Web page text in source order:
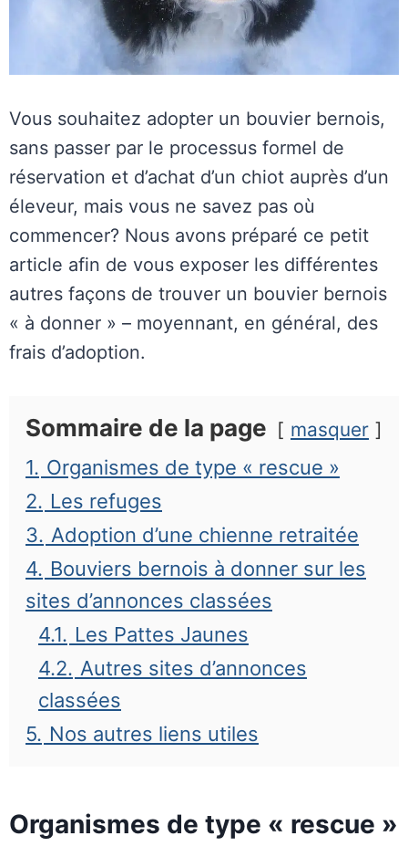
Vous souhaitez adopter un bouvier bernois,
sans passer par le processus formel de
réservation et d’achat d’un chiot auprès d’un
éleveur, mais vous ne savez pas où
commencer? Nous avons préparé ce petit
article afin de vous exposer les différentes
autres façons de trouver un bouvier bernois
« à donner » – moyennant, en général, des
frais d’adoption.
Sommaire de la page masquer
1. Organismes de type « rescue »
2. Les refuges
3. Adoption d’une chienne retraitée
4. Bouviers bernois à donner sur les
sites d’annonces classées
4.1. Les Pattes Jaunes
4.2. Autres sites d’annonces
classées
5. Nos autres liens utiles
Organismes de type « rescue »